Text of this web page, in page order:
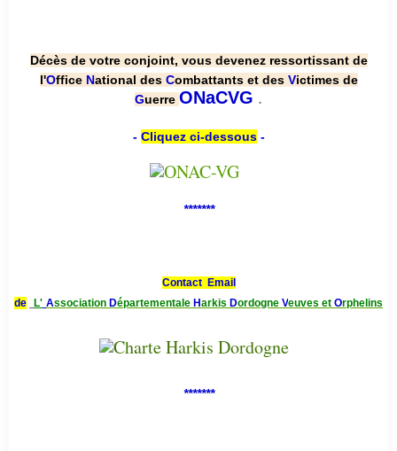
Décès de votre conjoint, vous devenez ressortissant de
l'Office National des Combattants et des Victimes de
Guerre ONaCVG .
- Cliquez ci-dessous-
*******
Contact Email
de
L' Association Départementale Harkis Dordogne Veuves et Orphelins
*******